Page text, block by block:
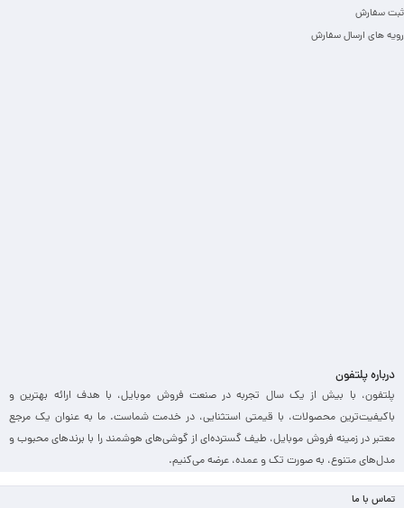
ثبت سفارش
رویه های ارسال سفارش
درباره پلتفون
پلتفون، با بیش از یک سال تجربه در صنعت فروش موبایل، با هدف ارائه بهترین و
باکیفیت‌ترین محصولات، با قیمتی استثنایی، در خدمت شماست. ما به عنوان یک مرجع
معتبر در زمینه فروش موبایل، طیف گسترده‌ای از گوشی‌های هوشمند را با برندهای محبوب و
مدل‌های متنوع، به صورت تک و عمده، عرضه می‌کنیم.
تماس با ما